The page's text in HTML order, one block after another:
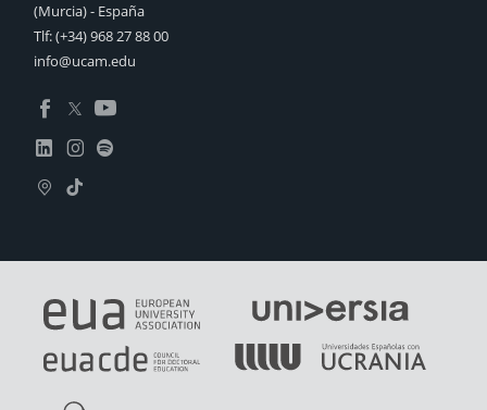
(Murcia) - España
Tlf:(+34) 968 27 88 00
info@ucam.edu